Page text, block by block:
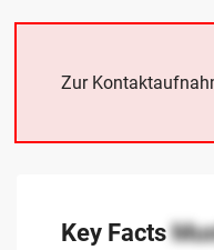
Zur
Key Facts